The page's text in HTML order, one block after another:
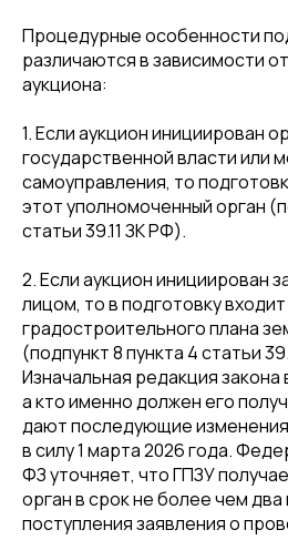
Процедурные особенности
различаются в зависимости
аукциона:
1. Если аукцион инициирован
государственной власти или
самоуправления, то
этот уполномоченный орган
статьи 39.11 ЗК РФ).
2. Если аукцион инициирован
лицом, то в подготовку
градостроительного плана
(подпункт 8 пункта 4 статьи
Изначальная редакция закона
а кто именно должен его
дают последующие
в силу 1 марта 2026 года.
ФЗ уточняет, что ГПЗУ
орган в срок не более чем
поступления заявления о